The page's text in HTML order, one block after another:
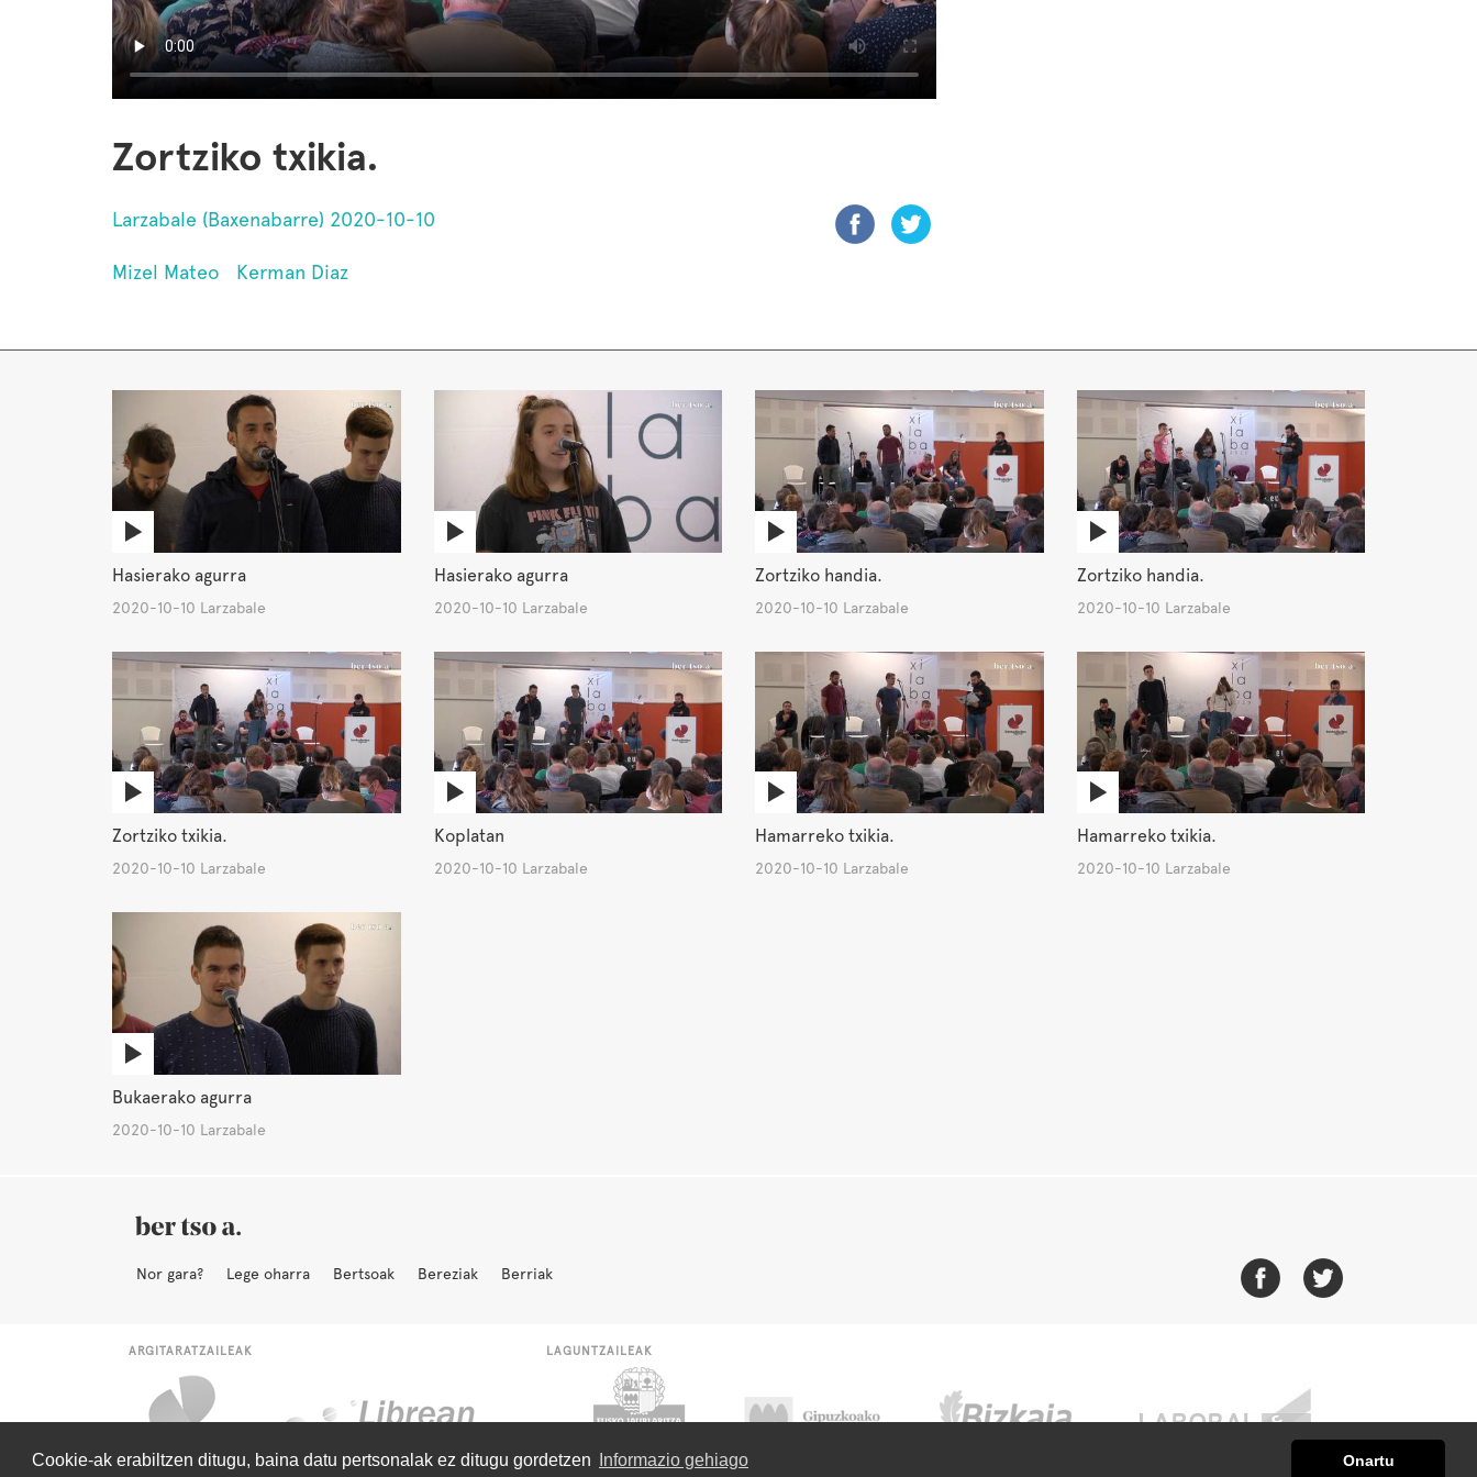
Cookie-ak erabiltzen ditugu, baina datu pertsonalak ez ditugu gordetzen Informazio gehiago Onartu
Zortziko txikia.
Larzabale (Baxenabarre) 2020-10-10
Mizel Mateo Kerman Diaz
Hasierako agurra
2020-10-10 Larzabale
Hasierako agurra
2020-10-10 Larzabale
Zortziko handia.
2020-10-10 Larzabale
Zortziko handia.
2020-10-10 Larzabale
Zortziko txikia.
2020-10-10 Larzabale
Koplatan
2020-10-10 Larzabale
Hamarreko txikia.
2020-10-10 Larzabale
Hamarreko txikia.
2020-10-10 Larzabale
Bukaerako agurra
2020-10-10 Larzabale
Nor gara? Lege oharra Bertsoak Bereziak Berriak
ARGITARATZAILEAK LAGUNTZAILEAK